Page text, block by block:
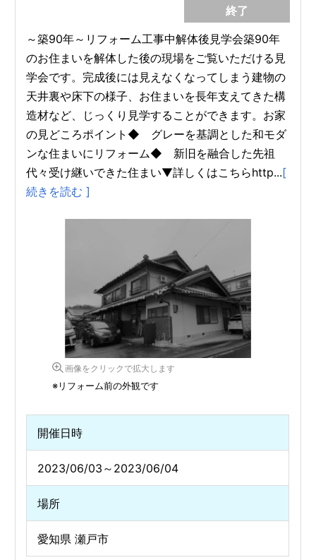
終了
～築90年～リフォーム工事中解体後見学会築90年
のお住まいを解体した後の現場をご覧いただける見
学会です。完成後には見えなくなってしまう建物の
天井裏や床下の様子、お住まいを長年支えてきた構
造材など、じっくり見学することができます。お家
の見どころポイント◆ グレーを基調とした和モダ
ンな住まいにリフォーム◆ 新旧を融合した先祖
代々受け継いできた住まい▼詳しくはこちらhttp...[
続きを読む ]
画像をクリックで拡大します
※リフォーム前の外観です
開催日時
2023/06/03～2023/06/04
場所
愛知県 瀬戸市